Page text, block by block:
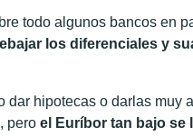
todo algunos bancos en
los diferenciales y
hipotecas o darlas muy
pero el Euríbor tan bajo se